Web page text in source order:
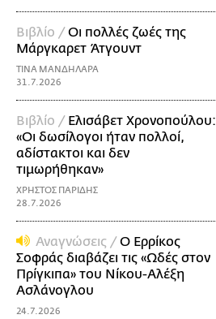
Βιβλίο /Οι πολλές ζωές της
Μάργκαρετ Άτγουντ
ΤΙΝΑ ΜΑΝΔΗΛΑΡΑ
31.7.2026
Βιβλίο / Ελισάβετ Χρονοπούλου:
«Οι δωσίλογοι ήταν πολλοί,
αδίστακτοι και δεν
τιμωρήθηκαν»
ΧΡΗΣΤΟΣ ΠΑΡΙΔΗΣ
28.7.2026
Αναγνώσεις /Ο Ερρίκος
Σοφράς διαβάζει τις «Ωδές στον
Πρίγκιπα» του Νίκoυ-Αλέξη
Ασλάνογλου
24.7.2026